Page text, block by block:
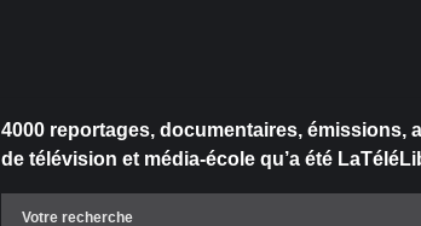
4000 reportages, documentaires,
de télévision et média-école qu’a été